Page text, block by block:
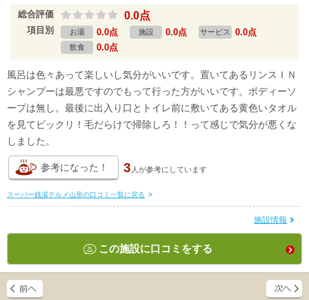
総合評価 0.0点
項目別 お湯 0.0点 施設 0.0点 サービス 0.0点
飲食 0.0点
風呂は色々あって楽しいし気分がいいです。置いてあるリンスＩＮ
シャンプーは最悪ですのでもって行った方がいいです。ボディーソ
ープは無し。最後に出入り口とトイレ前に敷いてある黄色いタオル
を見てビックリ！毛だらけで掃除しろ！！って感じで気分が悪くな
しました。
参考になった！ 3 人が参考にしています
スーパー銭湯テルメ山形の口コミ一覧に戻る >
施設情報
この施設に口コミをする